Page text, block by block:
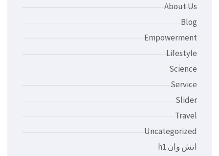
About Us
Blog
Empowerment
Lifestyle
Science
Service
Slider
Travel
Uncategorized
اتش وان h1